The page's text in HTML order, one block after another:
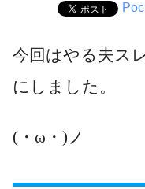
今回はやる夫ス
にしました。
(・ω・)ノ